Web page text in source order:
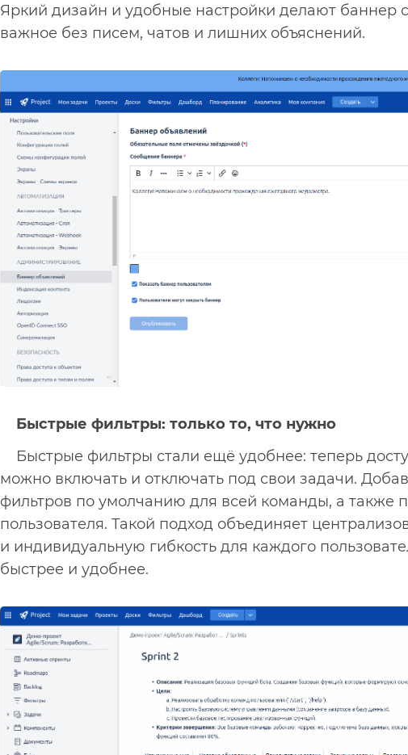
Яркий дизайн и удобные настройки делают
важное без писем, чатов и лишних объяснений.
Быстрые фильтры: только то, что нужно
Быстрые фильтры стали ещё удобнее: теперь
можно включать и отключать под свои задачи.
фильтров по умолчанию для всей команды, а также
пользователя. Такой подход объединяет
и индивидуальную гибкость для каждого
быстрее и удобнее.